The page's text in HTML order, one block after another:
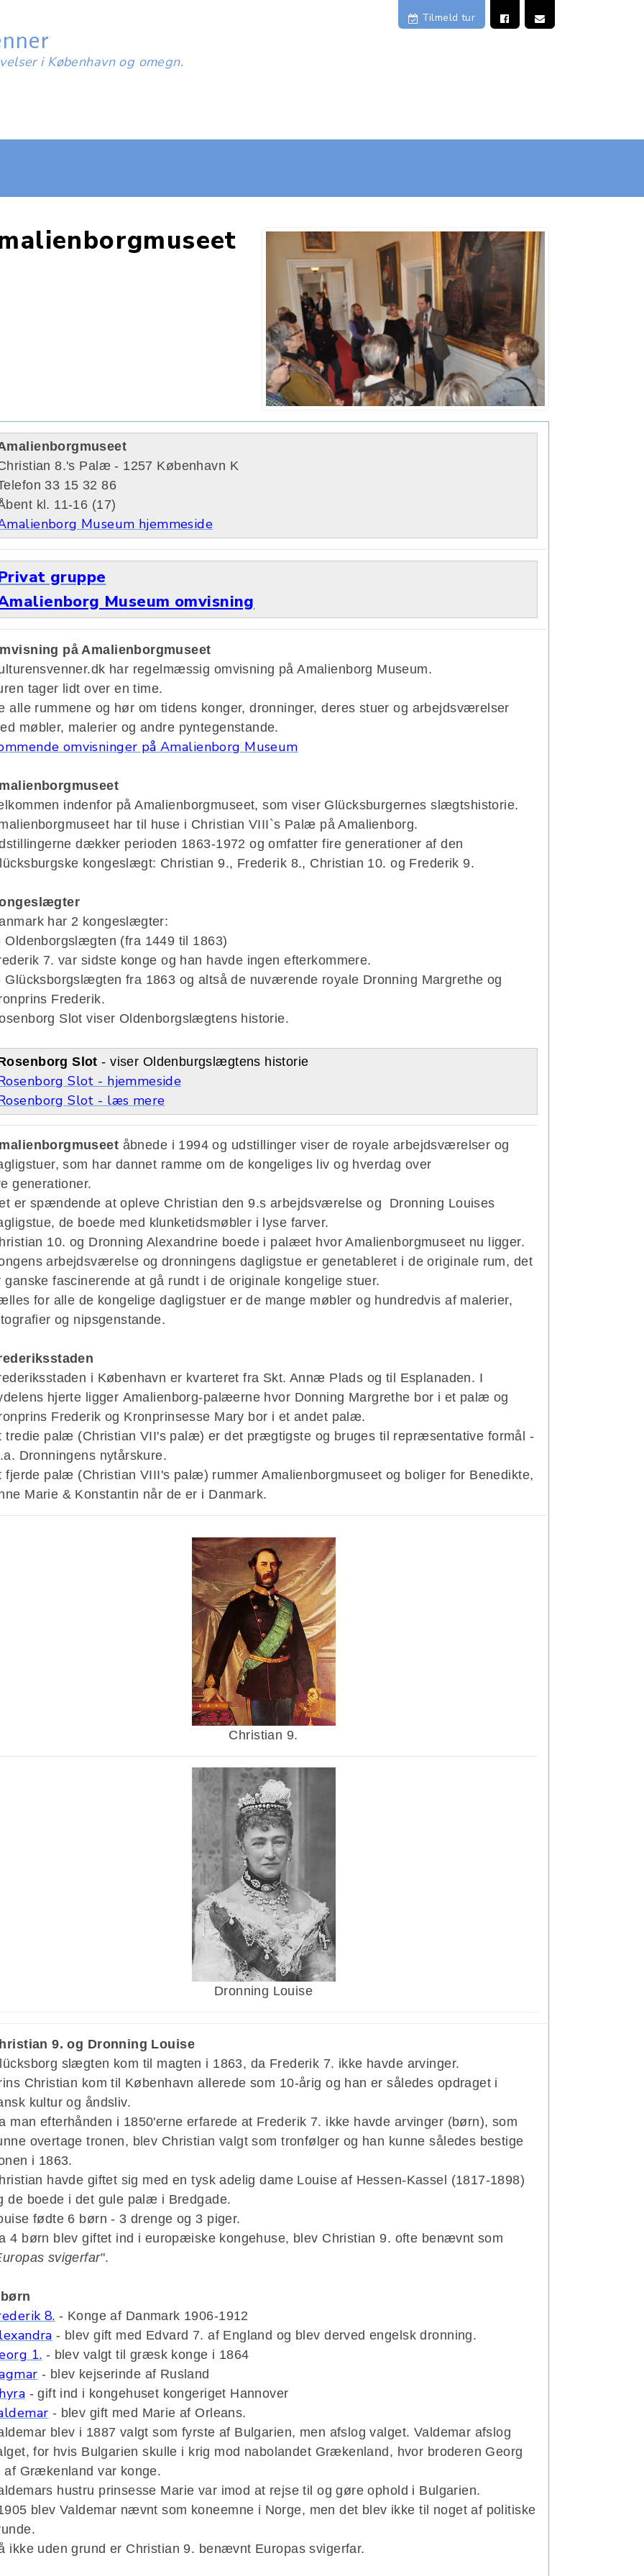
i København og omegn.
Tilmeld tur
8.'s Palæ - 1257 København K
33 15 32 86
kl. 11-16 (17)
Museum hjemmeside
gruppe
Museum omvisning
på Amalienborgmuseet
har regelmæssig omvisning på Amalienborg Museum.
tager lidt over en time.
alle rummene og hør om tidens konger, dronninger, deres stuer og arbejdsværelser
møbler, malerier og andre pyntegenstande.
omvisninger på Amalienborg Museum
indenfor på Amalienborgmuseet, som viser Glücksburgernes slægtshistorie.
har til huse i Christian VIII`s Palæ på Amalienborg.
dækker perioden 1863-1972 og omfatter fire generationer af den
kongeslægt: Christian 9., Frederik 8., Christian 10. og Frederik 9.
har 2 kongeslægter:
Oldenborgslægten (fra 1449 til 1863)
7. var sidste konge og han havde ingen efterkommere.
Glücksborgslægten fra 1863 og altså de nuværende royale Dronning Margrethe og
Frederik.
Slot viser Oldenborgslægtens historie.
Slot - viser Oldenburgslægtens historie
Slot - hjemmeside
Slot - læs mere
åbnede i 1994 og udstillinger viser de royale arbejdsværelser og
som har dannet ramme om de kongeliges liv og hverdag over
generationer.
er spændende at opleve Christian den 9.s arbejdsværelse og Dronning Louises
de boede med klunketidsmøbler i lyse farver.
10. og Dronning Alexandrine boede i palæet hvor Amalienborgmuseet nu ligger.
arbejdsværelse og dronningens dagligstue er genetableret i de originale rum, det
ganske fascinerende at gå rundt i de originale kongelige stuer.
for alle de kongelige dagligstuer er de mange møbler og hundredvis af malerier,
og nipsgenstande.
i København er kvarteret fra Skt. Annæ Plads og til Esplanaden. I
hjerte ligger Amalienborg-palæerne hvor Donning Margrethe bor i et palæ og
Frederik og Kronprinsesse Mary bor i et andet palæ.
tredie palæ (Christian VII's palæ) er det prægtigste og bruges til repræsentative formål -
Dronningens nytårskure.
fjerde palæ (Christian VIII's palæ) rummer Amalienborgmuseet og boliger for Benedikte,
Marie & Konstantin når de er i Danmark.
Christian 9.
Dronning Louise
9. og Dronning Louise
slægten kom til magten i 1863, da Frederik 7. ikke havde arvinger.
Christian kom til København allerede som 10-årig og han er således opdraget i
kultur og åndsliv.
man efterhånden i 1850'erne erfarede at Frederik 7. ikke havde arvinger (børn), som
overtage tronen, blev Christian valgt som tronfølger og han kunne således bestige
i 1863.
havde giftet sig med en tysk adelig dame Louise af Hessen-Kassel (1817-1898)
de boede i det gule palæ i Bredgade.
fødte 6 børn - 3 drenge og 3 piger.
4 børn blev giftet ind i europæiske kongehuse, blev Christian 9. ofte benævnt som
svigerfar".
8. - Konge af Danmark 1906-1912
- blev gift med Edvard 7. af England og blev derved engelsk dronning.
1. - blev valgt til græsk konge i 1864
- blev kejserinde af Rusland
- gift ind i kongehuset kongeriget Hannover
- blev gift med Marie af Orleans.
blev i 1887 valgt som fyrste af Bulgarien, men afslog valget. Valdemar afslog
for hvis Bulgarien skulle i krig mod nabolandet Grækenland, hvor broderen Georg
af Grækenland var konge.
hustru prinsesse Marie var imod at rejse til og gøre ophold i Bulgarien.
blev Valdemar nævnt som koneemne i Norge, men det blev ikke til noget af politiske
ikke uden grund er Christian 9. benævnt Europas svigerfar.